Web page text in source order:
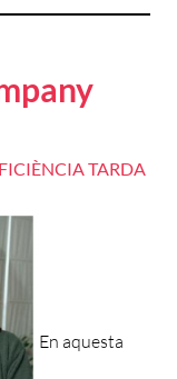
TARDA
En aquesta